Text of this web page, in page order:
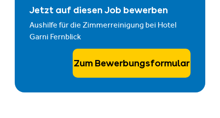
Jetzt auf diesen Job bewerben
Aushilfe für die Zimmerreinigung bei Hotel
Garni Fernblick
Zum Bewerbungsformular